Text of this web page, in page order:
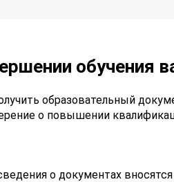
обучения
образовательный
о повышении
о документах